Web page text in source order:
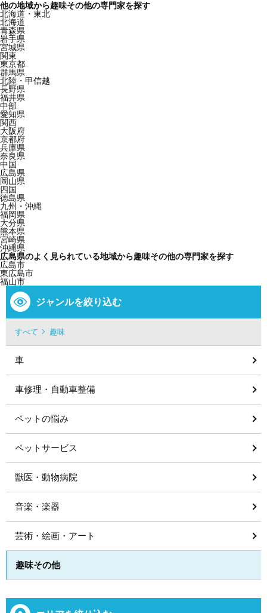
他の地域から趣味その他の専門家を探す
北海道・東北
北海道
青森県
岩手県
宮城県
関東
東京都
群馬県
北陸・甲信越
長野県
福井県
中部
愛知県
関西
大阪府
京都府
兵庫県
奈良県
中国
広島県
岡山県
四国
徳島県
九州・沖縄
福岡県
大分県
熊本県
宮崎県
沖縄県
広島県のよく見られている地域から趣味その他の専門家を探す
広島市
東広島市
福山市
ジャンルを絞り込む
すべて 趣味
車
車修理・自動車整備
ペットの悩み
ペットサービス
獣医・動物病院
音楽・楽器
芸術・絵画・アート
趣味その他